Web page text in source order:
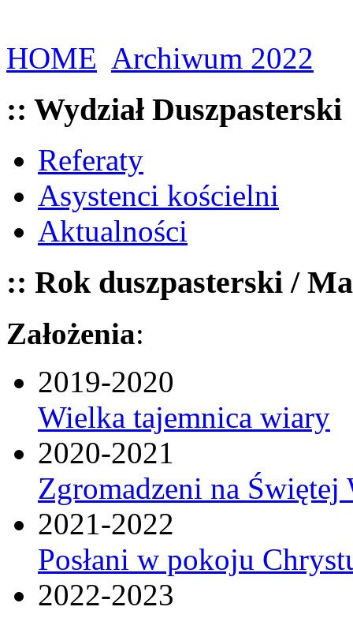
HOME Archiwum 2022
:: Wydział Duszpasterski
Referaty
Asystenci kościelni
Aktualności
:: Rok duszpasterski /
Założenia:
2019-2020
Wielka tajemnica wiary
2020-2021
Zgromadzeni na Świętej
2021-2022
Posłani w pokoju
2022-2023